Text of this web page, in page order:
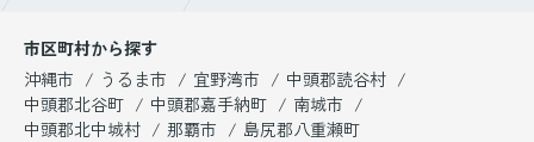
市区町村から探す
沖縄市
うるま市 宜野湾市
中頭郡読谷村
中頭郡北谷町
中頭郡嘉手納町
南城市
中頭郡北中城村
那覇市
島尻郡八重瀬町